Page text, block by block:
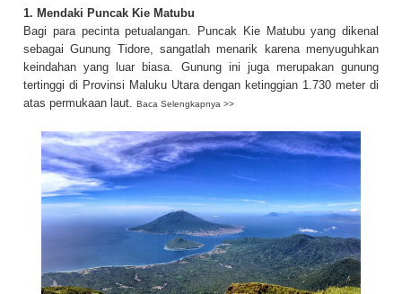
1. Mendaki Puncak Kie Matubu
Bagi para pecinta petualangan. Puncak Kie Matubu yang dikenal
sebagai Gunung Tidore, sangatlah menarik karena menyuguhkan
keindahan yang luar biasa. Gunung ini juga merupakan gunung
tertinggi di Provinsi Maluku Utara dengan ketinggian 1.730 meter di
atas permukaan laut.
Baca Selengkapnya >>